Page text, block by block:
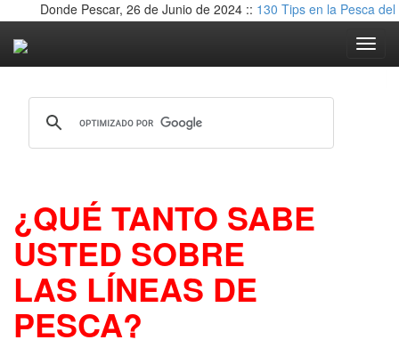
Donde Pescar, 26 de Junio de 2024 ::130 Tips en la Pesca del
¿QUÉ TANTO SABE
USTED SOBRE
LAS LÍNEAS DE
PESCA?